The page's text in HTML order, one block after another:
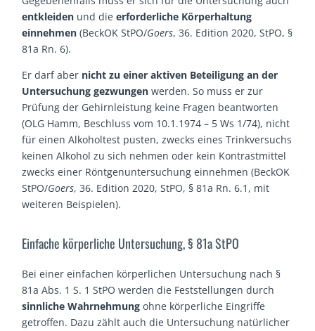
entkleiden und dieerforderliche Körperhaltung
einnehmen (BeckOK StPO/Goers, 36. Edition 2020, StPO, §
81a Rn. 6).
Er darf aber nicht zu einer aktiven Beteiligung an der
Untersuchung gezwungen werden. So muss er zur
Prüfung der Gehirnleistung keine Fragen beantworten
(OLG Hamm, Beschluss vom 10.1.1974 – 5 Ws 1/74), nicht
für einen Alkoholtest pusten, zwecks eines Trinkversuchs
keinen Alkohol zu sich nehmen oder kein Kontrastmittel
zwecks einer Röntgenuntersuchung einnehmen (BeckOK
StPO/Goers, 36. Edition 2020, StPO, § 81a Rn. 6.1, mit
weiteren Beispielen).
Einfache körperliche Untersuchung, § 81a StPO
Bei einer einfachen körperlichen Untersuchung nach §
81a Abs. 1 S. 1 StPO werden die Feststellungen durch
sinnliche Wahrnehmung ohne körperliche Eingriffe
getroffen. Dazu zählt auch die Untersuchung natürlicher